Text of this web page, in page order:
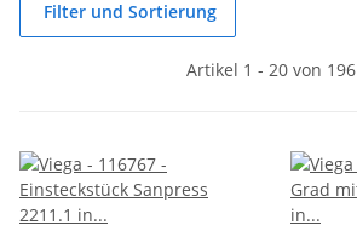
Filter und Sortierung
Artikel 1 - 20 von 196